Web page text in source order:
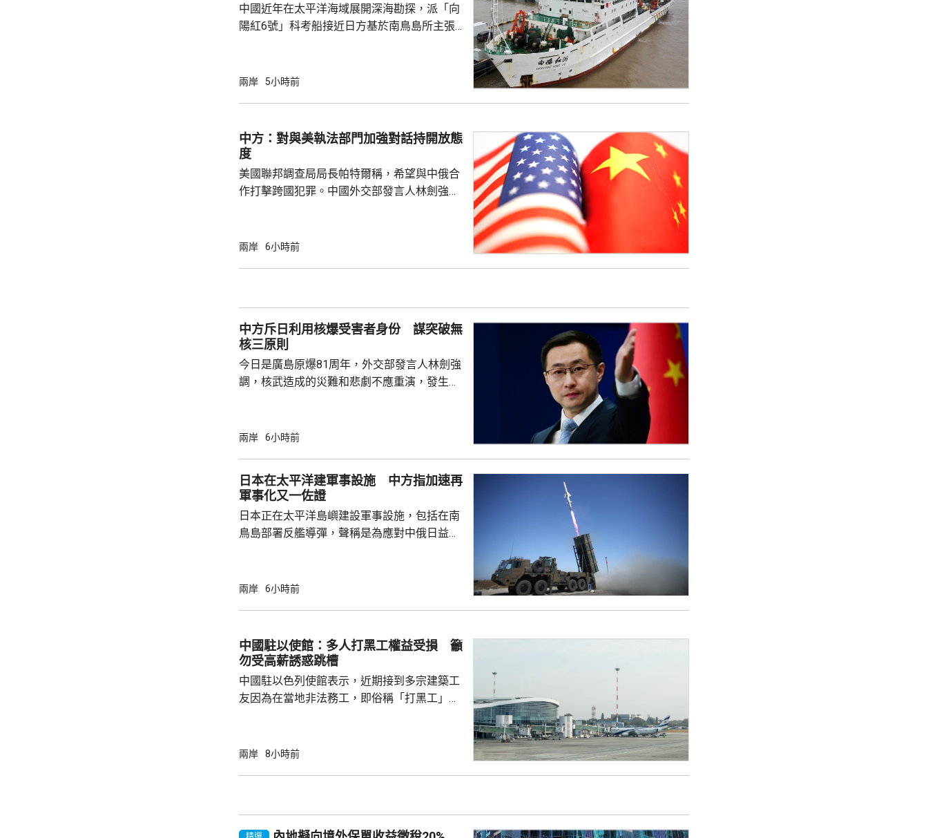
兩用物項對出口管...
中國近年在太平洋海域展開深海勘探，派「向
陽紅6號」科考船接近日方基於南鳥島所主張
林劍回應說，中方開展的海洋科研活動服務是
益。 至於中國航母「遼寧艦」去年6月進入太
平洋區域，林劍強調，中國一貫奉行防禦性國
防政策，中國軍艦在有關海域活動完全符...
兩岸 5小時前
中方：對與美執法部門加強對話持開放態
度
美國聯邦調查局局長帕特爾稱，希望與中俄合
作打擊跨國犯罪。中國外交部發言人林劍強
神，與美方開展執法領域合作。至於雙方是否
兩岸 6小時前
中方斥日利用核爆受害者身份 謀突破無
核三原則
今日是廣島原爆81周年，外交部發言人林劍強
調，核武造成的災難和悲劇不應重演，發生核
右翼勢力長期篡改歷史事實，政治利用「核爆
脫侵略罪責，執政當局近來更企圖整軍擴武，
尋求美國強化對日本的核保護、圖謀突破「無
核三原則」，首相官邸高官甚至叫囂謀...
兩岸 6小時前
日本在太平洋建軍事設施 中方指加速再
軍事化又一佐證
日本正在太平洋島嶼建設軍事設施，包括在南
鳥島部署反艦導彈，聲稱是為應對中俄日益頻
日方停止造謠抹黑，切實反躬自省，認真汲取
行，為亞洲鄰國和世界帶來深重災難，時至今
日不僅拒絕反省歷史，還故技重施，不斷炮製
兩岸 6小時前
中國駐以使館：多人打黑工權益受損 籲
勿受高薪誘惑跳槽
中國駐以色列使館表示，近期接到多宗建築工
友因為在當地非法務工，即俗稱「打黑工」，
政策要求和當地法律規定，簽訂正規勞務合
注以色列方面對「打黑工」行為，正採取越來
兩岸 8小時前